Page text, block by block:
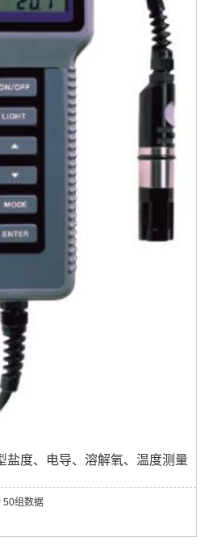
盐度、电导、溶解氧、温度测量
50组数据